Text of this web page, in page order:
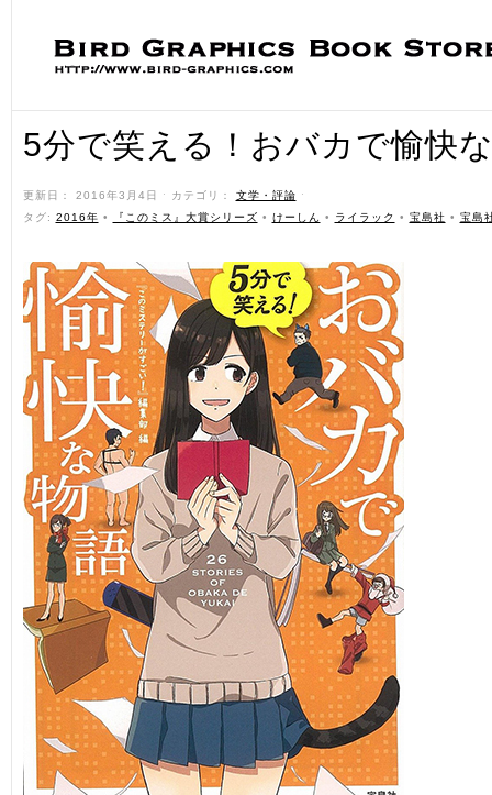
5分で笑える！おバカで愉快
更新日： 2016年3月4日 ˑ カテゴリ： 文学・評論 ˑ
タグ: 2016年 • 『このミス』大賞シリーズ • けーしん • ライラック • 宝島社 • 宝島